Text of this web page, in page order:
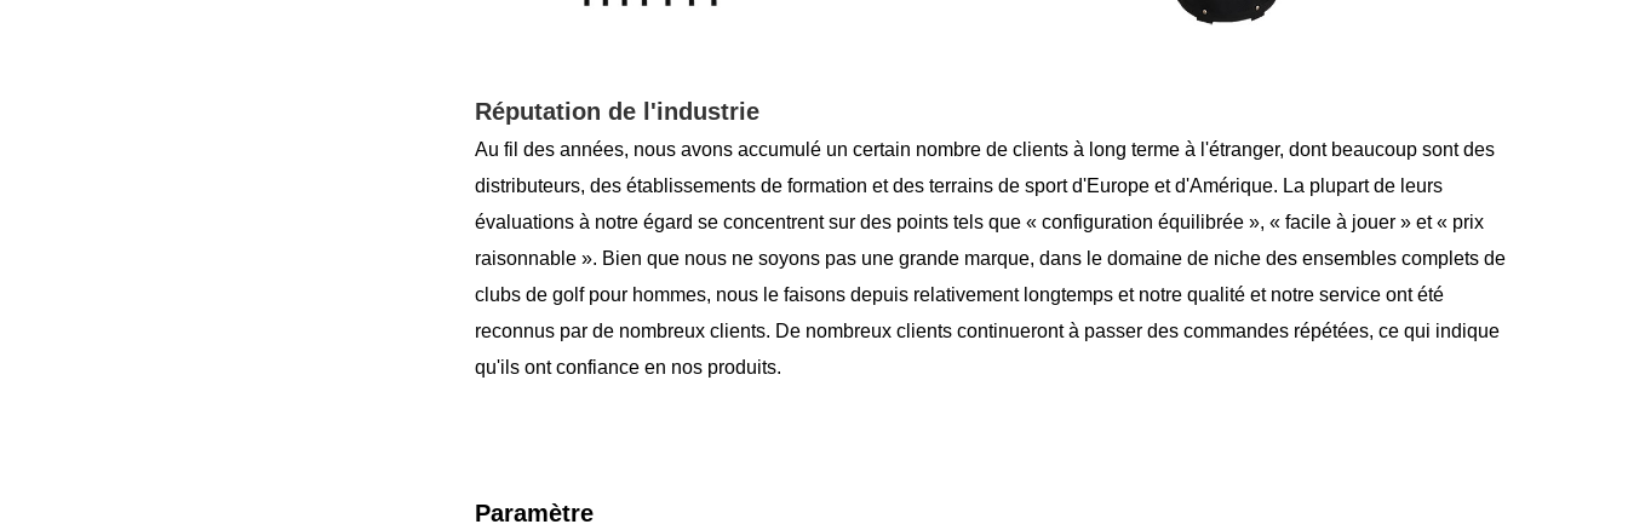
Réputation de l'industrie
Au fil des années, nous avons accumulé un certain nombre de clients à long terme à l'étranger, dont beaucoup sont des
distributeurs, des établissements de formation et des terrains de sport d'Europe et d'Amérique. La plupart de leurs
évaluations à notre égard se concentrent sur des points tels que « configuration équilibrée », « facile à jouer » et « prix
raisonnable ». Bien que nous ne soyons pas une grande marque, dans le domaine de niche des ensembles complets de
clubs de golf pour hommes, nous le faisons depuis relativement longtemps et notre qualité et notre service ont été
reconnus par de nombreux clients. De nombreux clients continueront à passer des commandes répétées, ce qui indique
qu'ils ont confiance en nos produits.
Paramètre